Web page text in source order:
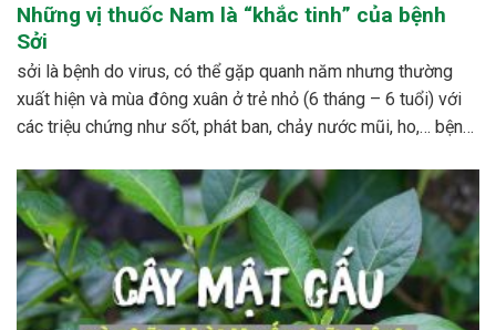
Những vị thuốc Nam là “khắc tinh” của bệnh
Sởi
sởi là bệnh do virus, có thể gặp quanh năm nhưng thường
xuất hiện và mùa đông xuân ở trẻ nhỏ (6 tháng – 6 tuổi) với
các triệu chứng như sốt, phát ban, chảy nước mũi, ho,… bệnh